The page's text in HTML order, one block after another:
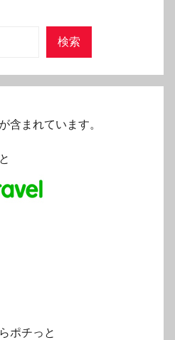
検索
含まれています。
ポチっと